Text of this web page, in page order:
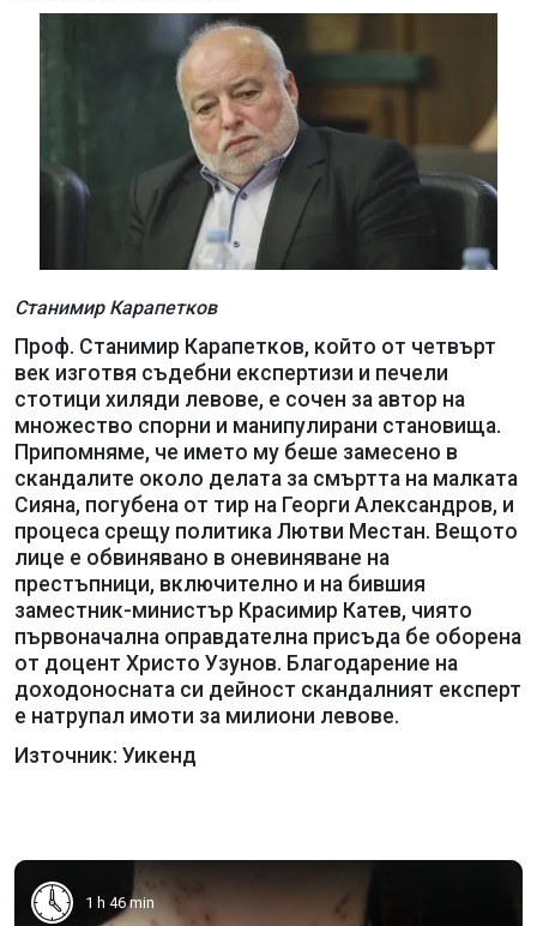
Станимир Карапетков
Проф. Станимир Карапетков, който от четвърт
век изготвя съдебни експертизи и печели
стотици хиляди левове, е сочен за автор на
множество спорни и манипулирани становища.
Припомняме, че името му беше замесено в
скандалите около делата за смъртта на малката
Сияна, погубена от тир на Георги Александров, и
процеса срещу политика Лютви Местан. Вещото
лице е обвинявано в оневиняване на
престъпници, включително и на бившия
заместник-министър Красимир Катев, чиято
първоначална оправдателна присъда бе оборена
от доцент Христо Узунов. Благодарение на
доходоносната си дейност скандалният експерт
е натрупал имоти за милиони левове.
Източник: Уикенд
1 h 46 min